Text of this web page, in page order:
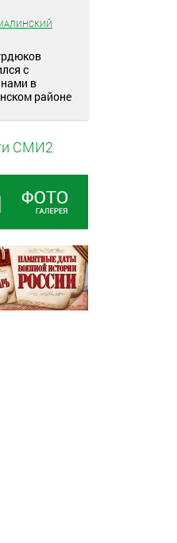
с
в
районе
СМИ2